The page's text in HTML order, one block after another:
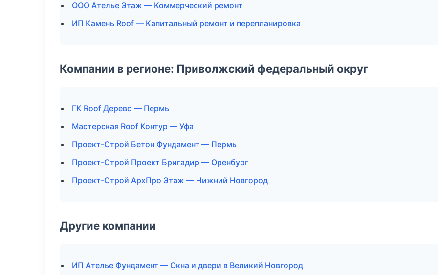
ООО Ателье Этаж — Коммерческий ремонт
ИП Камень Roof — Капитальный ремонт и перепланировка
Компании в регионе: Приволжский федеральный округ
ГК Roof Дерево — Пермь
Мастерская Roof Контур — Уфа
Проект-Строй Бетон Фундамент — Пермь
Проект-Строй Проект Бригадир — Оренбург
Проект-Строй АрхПро Этаж — Нижний Новгород
Другие компании
ИП Ателье Фундамент — Окна и двери в Великий Новгород